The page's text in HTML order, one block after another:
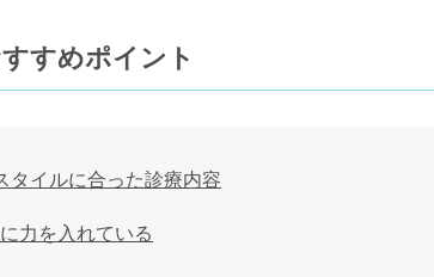
すめポイント
タイルに合った診療内容
力を入れている